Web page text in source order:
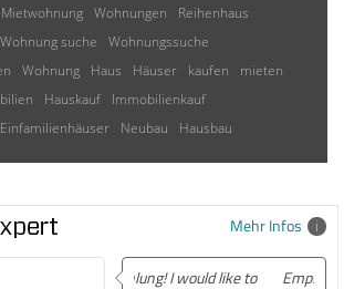
Mietwohnung Wohnungen
Reihenhaus
Wohnung suche
Wohnungssuche
Wohnung Haus Häuser kaufen
mieten
Hauskauf
Immobilienkauf
Einfamilienhäuser Neubau Hausbau
Mehr Infos
Empfehlung! Easily the